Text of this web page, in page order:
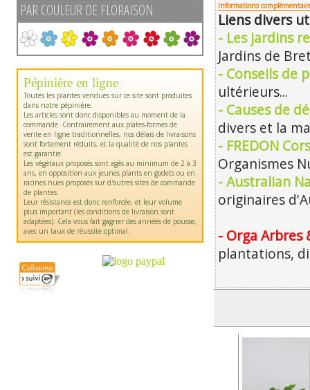
PAR COULEUR DE FLORAISON
Pépinière en ligne
Toutes les plantes vendues sur ce site sont produites
dans notre pépinière.
Les articles sont donc disponibles au moment de la
commande. Contrairement aux plates-formes de
vente en ligne traditionnelles, nos délais de livraisons
sont fortement réduits, et la qualité de nos plantes
est garantie.
Les végétaux proposés sont agés au minimum de 2 à 3
ans, en opposition aux jeunes plants en godets ou en
racines nues proposés sur d'autres sites de commande
de plantes.
Leur résistance est donc renforcée, et leur volume
plus important (les conditions de livraison sont
adaptées). Cela vous fait gagner des années de pousse,
avec un taux de réussite optimal.
Informations
Liens divers
- Les jardins
Jardins de
- Conseils de
ultérieurs...
- Causes de
divers et la
- FREDON
Organismes
- Australian
originaires
- Orga Arbres
plantations,